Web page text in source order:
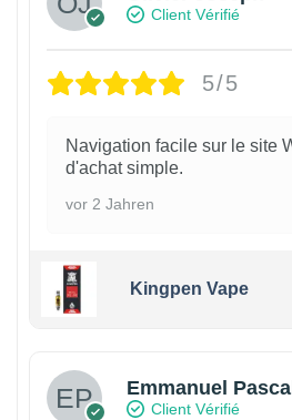
Client Vérifié
5/5
Navigation facile sur le site
d'achat simple.
vor 2 Jahren
Kingpen Vape
Emmanuel Pascal
Client Vérifié